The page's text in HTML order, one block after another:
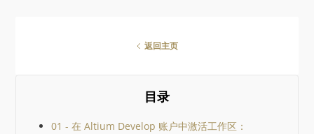
返回主页
目录
01 - 在 Altium Develop 账户中激活工作区：